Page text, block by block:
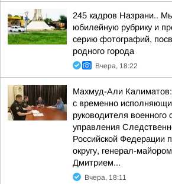
245 кадров Назрани..
юбилейную рубрику и
серию фотографий,
родного города
Вчера, 18:22
Махмуд-Али Калиматов:
с временно
руководителя военного
управления
Российской
округу, генерал-
Дмитрием...
Вчера, 18:11